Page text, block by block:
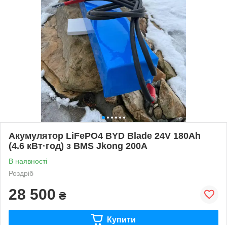
Акумулятор LiFePO4 BYD Blade 24V 180Ah
(4.6 кВт·год) з BMS Jkong 200A
В наявності
Роздріб
28 500 ₴
Купити